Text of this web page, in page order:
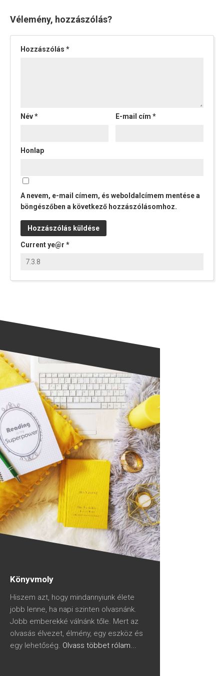
Vélemény, hozzászólás?
Hozzászólás *
Név* E-mail cím*
Honlap
A nevem, e-mail címem, és weboldalcímem mentése a
böngészőben a következő hozzászólásomhoz.
Current ye@r *
Könyvmoly
Hiszem azt, hogy mindannyiunk élete
jobb lenne, ha napi szinten olvasnánk.
Jobb emberekké válnánk tőle. Mert az
olvasás élvezet, élmény, egy eszköz és
egy lehetőség. Olvass többet rólam...